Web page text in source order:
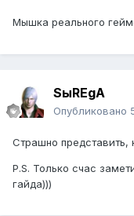
Мышка реального
SыREgA
Опубликовано
Страшно представить,
P.S. Только счас
гайда)))